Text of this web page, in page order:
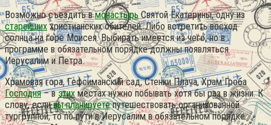
Возможно съездить вмонастырьСвятой Екатерины, одну из
старейшиххристианских обителей. Либо встретить восход
солнца на горе Моисея. Выбирать имеется из чего, но в
программе в обязательном порядке должны появляться
Иерусалим и Петра.
Храмовая гора, Гефсиманский сад, Стенки Плача, Храм Гроба
Господня– вэтих местах нужно побывать хотя бы раз в жизни. К
слову, есливы планируетепутешествовать организованной
тургруппой, то по пути в Иерусалим в обязательном порядке